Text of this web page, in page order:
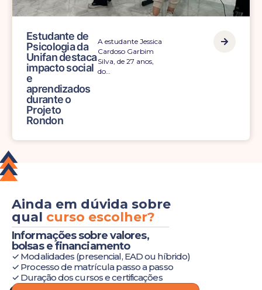
Estudante de
Psicologia da
Unifan destaca
impacto social
e
aprendizados
durante o
Projeto
Rondon
A estudante Jessica
Cardoso Garbim
Silva, de 27 anos,
do…
Ainda em dúvida sobre
qual curso escolher?
Informações sobre valores,
bolsas e financiamento
✓ Modalidades (presencial, EAD ou híbrido)
✓ Processo de matrícula passo a passo
✓ Duração dos cursos e certificações